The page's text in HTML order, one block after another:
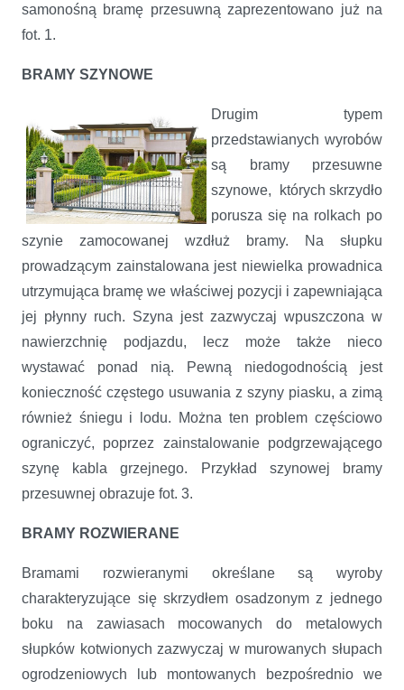
samonośną bramę przesuwną zaprezentowano już na
fot. 1.
BRAMY SZYNOWE
Drugim typem
przedstawianych wyrobów
są bramy przesuwne
szynowe, których skrzydło
porusza się na rolkach po
szynie zamocowanej wzdłuż bramy. Na słupku
prowadzącym zainstalowana jest niewielka prowadnica
utrzymująca bramę we właściwej pozycji i zapewniająca
jej płynny ruch. Szyna jest zazwyczaj wpuszczona w
nawierzchnię podjazdu, lecz może także nieco
wystawać ponad nią. Pewną niedogodnością jest
konieczność częstego usuwania z szyny piasku, a zimą
również śniegu i lodu. Można ten problem częściowo
ograniczyć, poprzez zainstalowanie podgrzewającego
szynę kabla grzejnego. Przykład szynowej bramy
przesuwnej obrazuje fot. 3.
BRAMY ROZWIERANE
Bramami rozwieranymi określane są wyroby
charakteryzujące się skrzydłem osadzonym z jednego
boku na zawiasach mocowanych do metalowych
słupków kotwionych zazwyczaj w murowanych słupach
ogrodzeniowych lub montowanych bezpośrednio we